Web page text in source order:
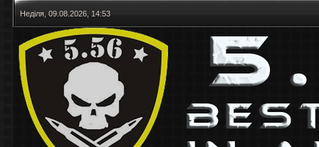
Неділя, 09.08.2026, 14:53